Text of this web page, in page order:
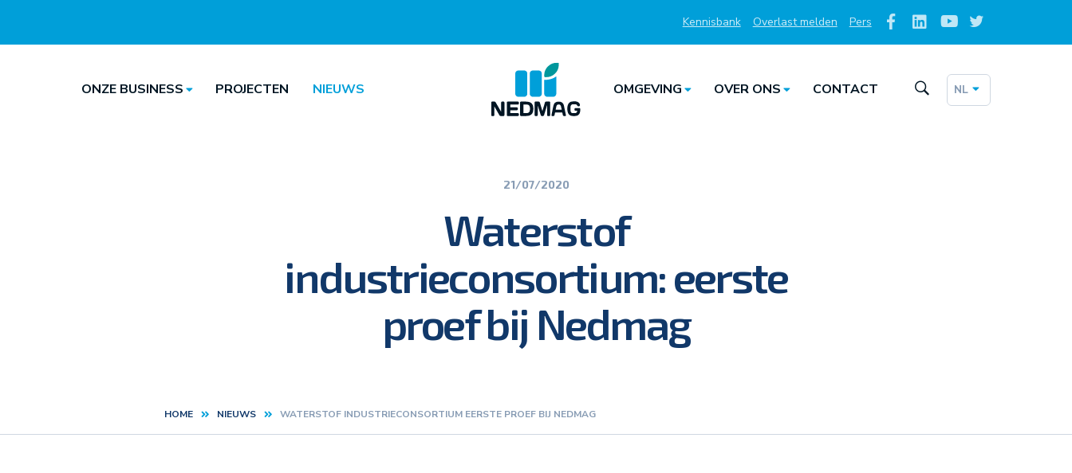
Kennisbank Overlast melden Pers
Social
Media
ONZE BUSINESS PROJECTEN NIEUWS OMGEVING OVER ONS CONTACT NL
21/07/2020
Waterstof
industrieconsortium: eerste
proef bij Nedmag
Kruimelpad
HOME NIEUWS WATERSTOF INDUSTRIECONSORTIUM EERSTE PROEF BIJ NEDMAG